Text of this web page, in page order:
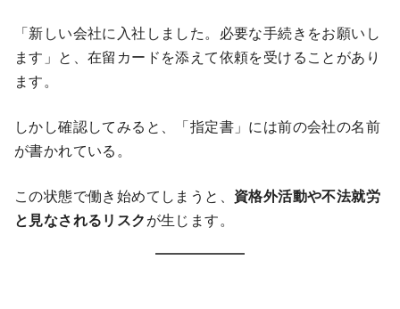
「新しい会社に入社しました。必要な手続きをお願いし
ます」と、在留カードを添えて依頼を受けることがあり
ます。
しかし確認してみると、「指定書」には前の会社の名前
が書かれている。
この状態で働き始めてしまうと、 資格外活動や不法就労
と見なされるリスクが生じます。